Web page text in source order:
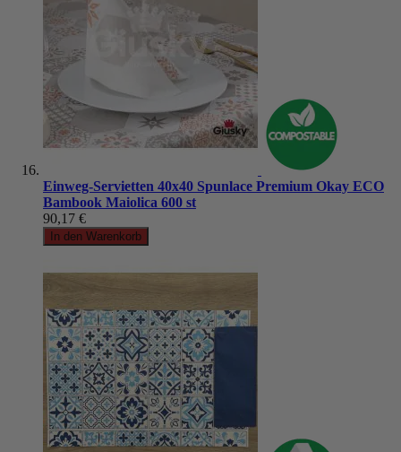
Einweg-Servietten 40x40 Spunlace Premium Okay ECO
Bambook Maiolica 600 st
90,17 €
In den Warenkorb